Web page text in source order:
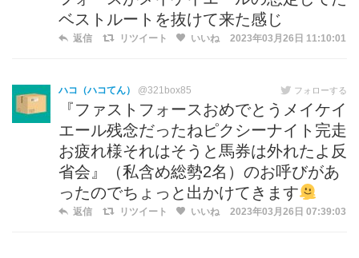
ベストルートを抜けて来た感じ
返信 リツイート いいね 2023年03月26日 11:10:01
ハコ（ハコてん） @321box85 フォローする
『ファストフォースおめでとうメイケイ
エール残念だったねピクシーナイト完走
お疲れ様それはそうと馬券は外れたよ反
省会』（私含め総勢2名）のお呼びがあ
ったのでちょっと出かけてきます
返信 リツイート いいね 2023年03月26日 07:39:03